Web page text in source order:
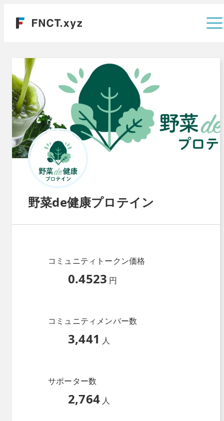
野菜de健康プロテイン
コミュニティトークン価格
0.4523 円
コミュニティメンバー数
3,441 人
サポーター数
2,764 人